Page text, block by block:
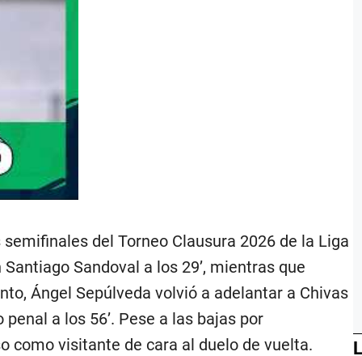
del Torneo Clausura 2026 de la Liga
Sandoval a los 29’, mientras que
Ángel Sepúlveda volvió a adelantar a Chivas
a los 56’. Pese a las bajas por
como visitante de cara al duelo de vuelta.